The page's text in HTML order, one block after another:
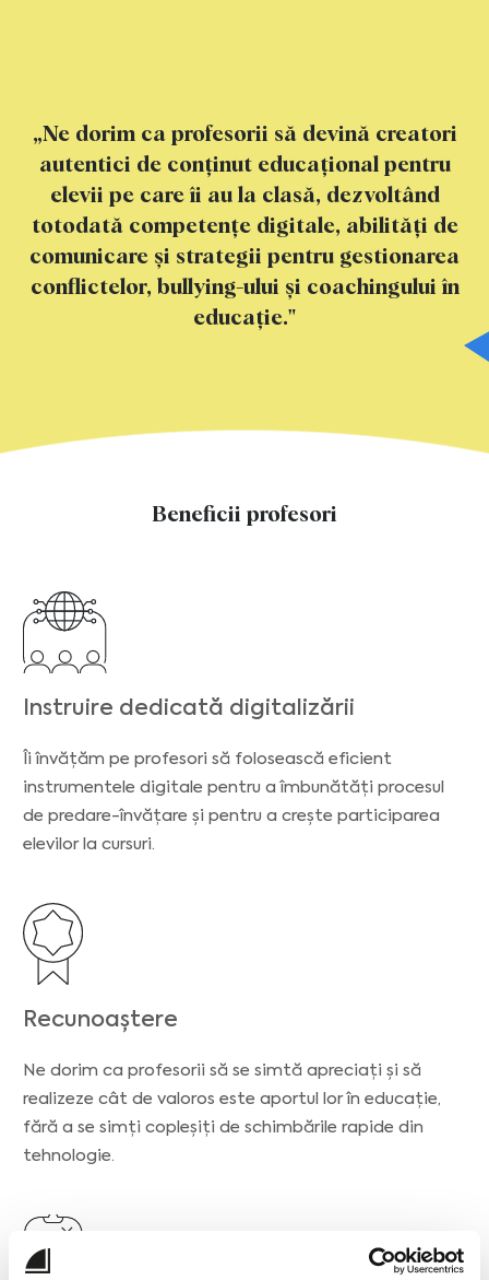
„Ne dorim ca profesorii să devină creatori
autentici de conținut educațional pentru
elevii pe care îi au la clasă, dezvoltând
totodată competențe digitale, abilități de
comunicare și strategii pentru gestionarea
conflictelor, bullying-ului și coachingului în
educație."
Beneficii profesori
Instruire dedicată digitalizării
Îi învățăm pe profesori să folosească eficient
instrumentele digitale pentru a îmbunătăți procesul
de predare-învățare și pentru a crește participarea
elevilor la cursuri.
Recunoaștere
Ne dorim ca profesorii să se simtă apreciați și să
realizeze cât de valoros este aportul lor în educație,
fără a se simți copleșiți de schimbările rapide din
tehnologie.